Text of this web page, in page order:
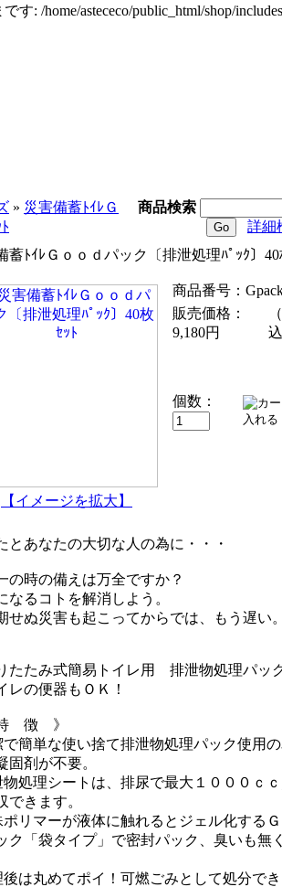
: /home/astececo/public_html/shop/
» 災害備蓄ﾄｲﾚＧ
商品検索
詳細
蓄ﾄｲﾚＧｏｏｄパック〔排泄処理ﾊﾟｯｸ〕40
【イメージを拡大】
商品番号：
販売価格：
9,180円
込
個数：
とあなたの大切な人の為に・・・
の時の備えは万全ですか？
なるコトを解消しよう。
せぬ災害も起こってからでは、もう遅い。
たたみ式簡易トイレ用 排泄物処理パッ
レの便器もＯＫ！
徴 》
簡単な使い捨て排泄物処理パック使用の
固剤が不要。
物処理シートは、排尿で最大１０００ｃ
できます。
ポリマーが液体に触れるとジェル化するＧ
ク「袋タイプ」で密封パック、臭いも無
後は丸めてポイ！可燃ごみとして処分でき